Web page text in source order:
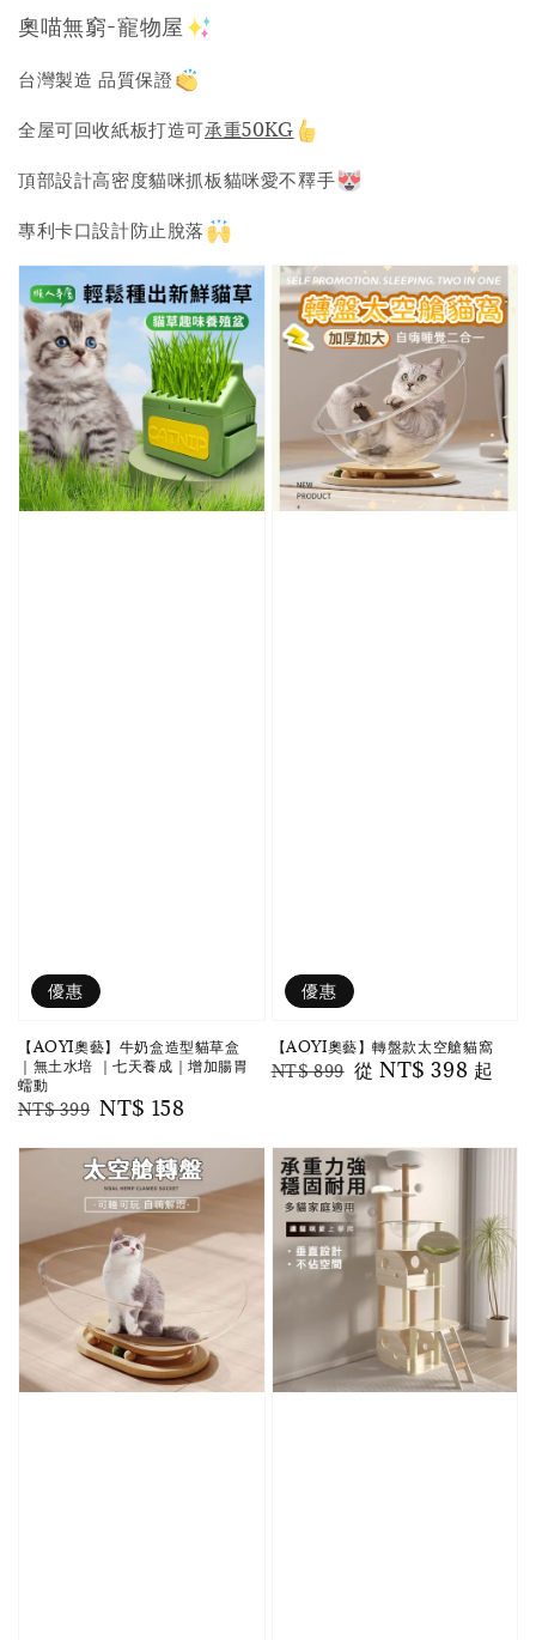
奧喵無窮-寵物屋
台灣製造 品質保證
全屋可回收紙板打造可承重50KG
頂部設計高密度貓咪抓板貓咪愛不釋手
專利卡口設計防止脫落
優惠
【AOYI奧藝】牛奶盒造型貓草盒
｜無土水培 ｜七天養成｜增加腸胃
蠕動
Regular
NT$ 399 Sale
NT$ 158
優惠
【AOYI奧藝】轉盤款太空艙貓窩
Regular
NT$ 899 Sale
從 NT$ 398 起